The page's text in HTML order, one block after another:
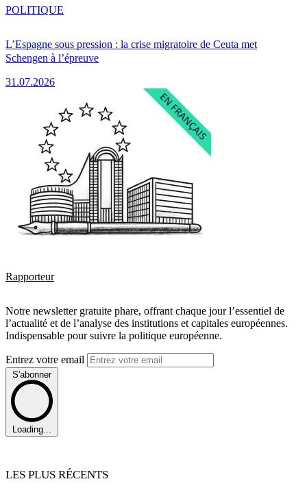
L’Espagne sous pression : la crise migratoire de Ceuta met
Schengen à l’épreuve
31.07.2026
POLITIQUE
Rapporteur
Notre newsletter gratuite phare, offrant chaque jour l’essentiel de
l’actualité et de l’analyse des institutions et capitales européennes.
Indispensable pour suivre la politique européenne.
Entrez votre email
S'abonner
Loading...
LES PLUS RÉCENTS